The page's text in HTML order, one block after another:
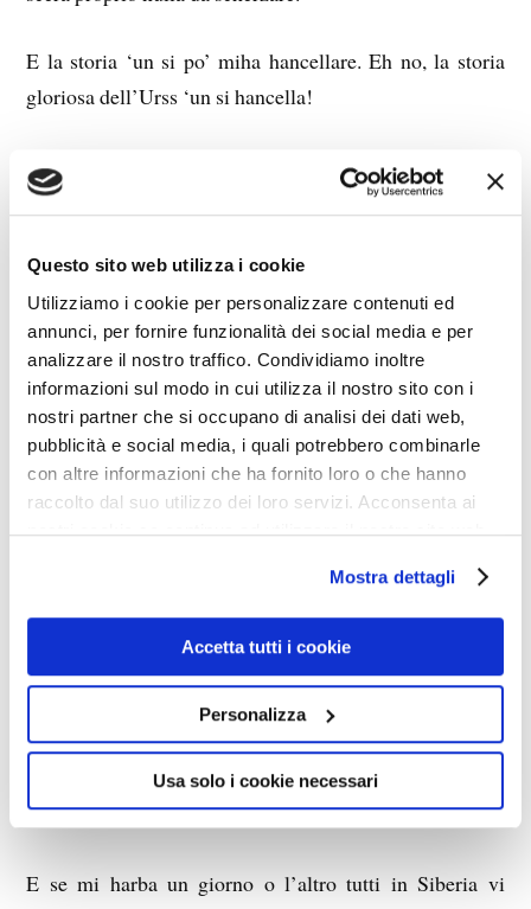
Questo sito web utilizza i cookie
Utilizziamo i cookie per personalizzare contenuti ed
annunci, per fornire funzionalità dei social media e per
analizzare il nostro traffico. Condividiamo inoltre
informazioni sul modo in cui utilizza il nostro sito con i
nostri partner che si occupano di analisi dei dati web,
pubblicità e social media, i quali potrebbero combinarle
con altre informazioni che ha fornito loro o che hanno
raccolto dal suo utilizzo dei loro servizi. Acconsenta ai
nostri cookie se continua ad utilizzare il nostro sito web.
Mostra dettagli
Accetta tutti i cookie
Personalizza
Usa solo i cookie necessari
E la storia ‘un si po’ miha hancellare. Eh no, la storia
gloriosa dell’Urss ‘un si hancella!
E il povero Scerscinski l’è morto giovane purtroppo, e
n’ha potuto fuscilanne solo un milione!
E lì scè ‘na statua de Ulianoffe, il grande Lenin. Lui sì
ch’aveva hapito tutto. E ‘he scervello sciaveva Lenin! E
l’era il più grande scervello di tutti i scervelli.
E io ‘un so’ miha grullo, che sciò un scervello che fa
faville, ma ora mi rahholgo un po’ di fiori dall’aiola, he
tanto l’è ‘n aiola capitalista, miha come quelle del
E io mance ai tovàrisci lavoratori nunne vo’ dare: ‘he se
‘un son pahati abbastanza ‘he fasciano sciopero, hòvvia!
E se mi harba un giorno o l’altro tutti in Siberia vi